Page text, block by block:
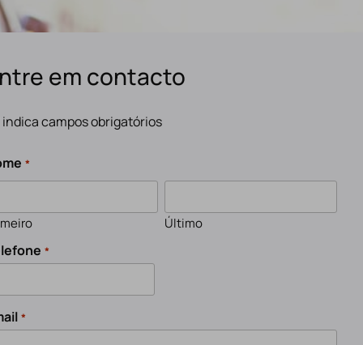
em contacto
indica campos obrigatórios
*
Último
*
*